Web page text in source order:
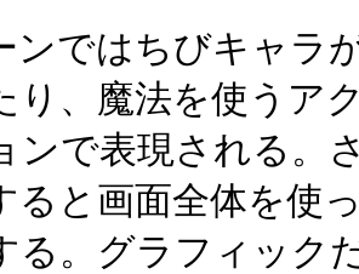
ではちびキャラ
り、魔法を使うア
ンで表現される。
ると画面全体を使
る。グラフィック